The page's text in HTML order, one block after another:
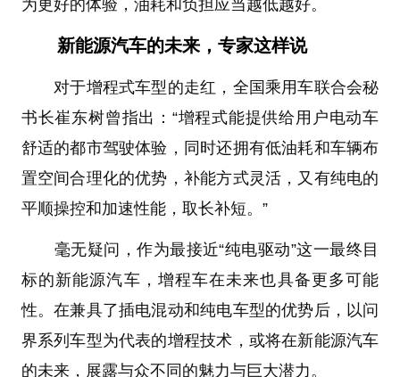
为更好的体验，油耗和负担应当越低越好。
新能源汽车的未来，专家这样说
对于增程式车型的走红，全国乘用车联合会秘
书长崔东树曾指出：“增程式能提供给用户电动车
舒适的都市驾驶体验，同时还拥有低油耗和车辆布
置空间合理化的优势，补能方式灵活，又有纯电的
平顺操控和加速性能，取长补短。”
毫无疑问，作为最接近“纯电驱动”这一最终目
标的新能源汽车，增程车在未来也具备更多可能
性。在兼具了插电混动和纯电车型的优势后，以问
界系列车型为代表的增程技术，或将在新能源汽车
的未来，展露与众不同的魅力与巨大潜力。